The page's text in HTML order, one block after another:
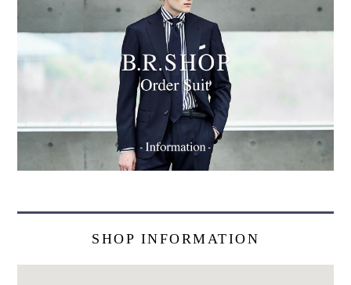
SHOP INFORMATION